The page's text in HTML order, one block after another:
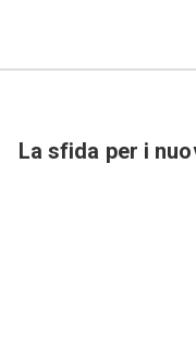
La sfida per i